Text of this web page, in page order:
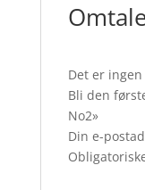
Det er
Bli den
No2»
Din e-